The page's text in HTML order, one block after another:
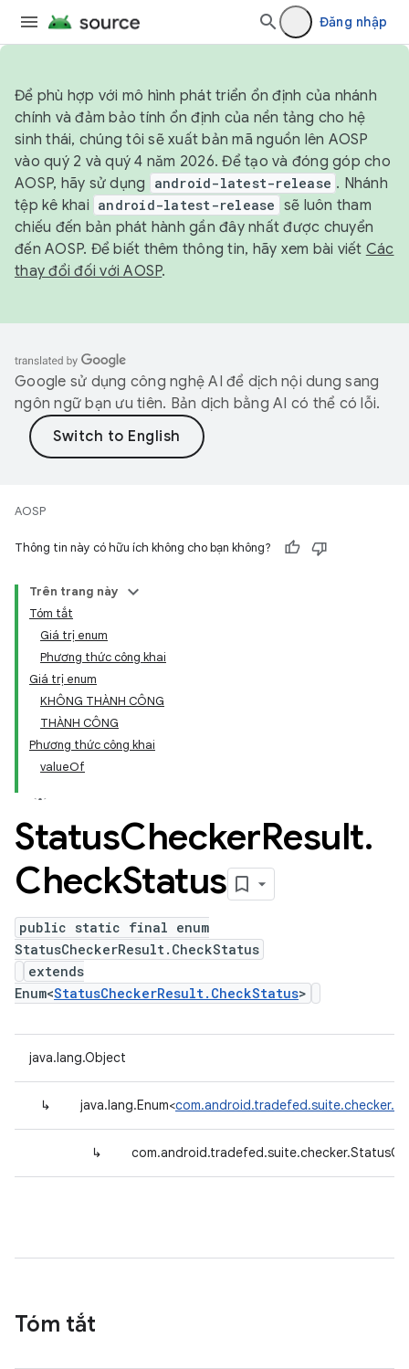
Đăng nhập
Để phù hợp với mô hình phát triển ổn định của nhánh
chính và đảm bảo tính ổn định của nền tảng cho hệ
sinh thái, chúng tôi sẽ xuất bản mã nguồn lên AOSP
vào quý 2 và quý 4 năm 2026. Để tạo và đóng góp cho
AOSP, hãy sử dụng
android-latest-release . Nhánh
tệp kê khai android-latest-release sẽ luôn tham
chiếu đến bản phát hành gần đây nhất được chuyển
đến AOSP. Để biết thêm thông tin, hãy xem bài viết Các
thay đổi đối với AOSP.
Google sử dụng công nghệ AI để dịch nội dung sang
ngôn ngữ bạn ưu tiên. Bản dịch bằng AI có thể có lỗi.
AOSP
Thông tin này có hữu ích không cho bạn không?
Trên trang này
Tóm tắt
Giá trị enum
Phương thức công khai
Giá trị enum
KHÔNG THÀNH CÔNG
THÀNH CÔNG
Phương thức công khai
valueOf
StatusCheckerResult.
CheckStatus
public static final enum
StatusCheckerResult.CheckStatus
extends
Enum<StatusCheckerResult.CheckStatus>
java.lang.Object
↳ java.lang.Enum<
↳
Tóm tắt